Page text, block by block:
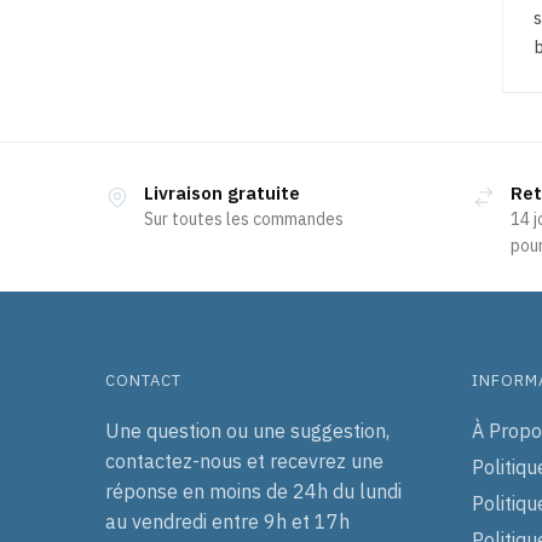
Livraison gratuite
Sur toutes les commandes
14
CONTACT
Une question ou une suggestion,
contactez-nous et recevrez une
réponse en moins de 24h du lundi
au vendredi entre 9h et 17h
À